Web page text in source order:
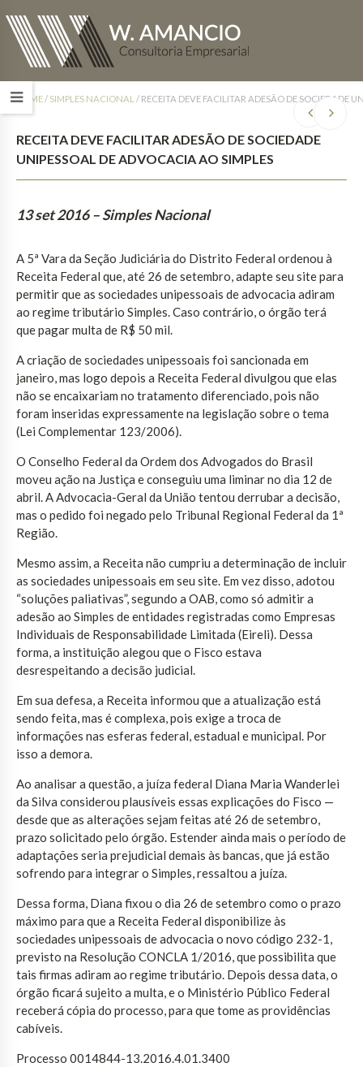
HOME/ SIMPLES NACIONAL / RECEITA DEVE FACILITAR ADESÃO DE SOCIEDADE
RECEITA DEVE FACILITAR ADESÃO DE SOCIEDADE
UNIPESSOAL DE ADVOCACIA AO SIMPLES
13 set 2016 – Simples Nacional
A 5ª Vara da Seção Judiciária do Distrito Federal ordenou à
Receita Federal que, até 26 de setembro, adapte seu site para
permitir que as sociedades unipessoais de advocacia adiram
ao regime tributário Simples. Caso contrário, o órgão terá
que pagar multa de R$ 50 mil.
A criação de sociedades unipessoais foi sancionada em
janeiro, mas logo depois a Receita Federal divulgou que elas
não se encaixariam no tratamento diferenciado, pois não
foram inseridas expressamente na legislação sobre o tema
(Lei Complementar 123/2006).
O Conselho Federal da Ordem dos Advogados do Brasil
moveu ação na Justiça e conseguiu uma liminar no dia 12 de
abril. A Advocacia-Geral da União tentou derrubar a decisão,
mas o pedido foi negado pelo Tribunal Regional Federal da 1ª
Região.
Mesmo assim, a Receita não cumpriu a determinação de incluir
as sociedades unipessoais em seu site. Em vez disso, adotou
“soluções paliativas”, segundo a OAB, como só admitir a
adesão ao Simples de entidades registradas como Empresas
Individuais de Responsabilidade Limitada (Eireli). Dessa
forma, a instituição alegou que o Fisco estava
desrespeitando a decisão judicial.
Em sua defesa, a Receita informou que a atualização está
sendo feita, mas é complexa, pois exige a troca de
informações nas esferas federal, estadual e municipal. Por
isso a demora.
Ao analisar a questão, a juíza federal Diana Maria Wanderlei
da Silva considerou plausíveis essas explicações do Fisco —
desde que as alterações sejam feitas até 26 de setembro,
prazo solicitado pelo órgão. Estender ainda mais o período de
adaptações seria prejudicial demais às bancas, que já estão
sofrendo para integrar o Simples, ressaltou a juíza.
Dessa forma, Diana fixou o dia 26 de setembro como o prazo
máximo para que a Receita Federal disponibilize às
sociedades unipessoais de advocacia o novo código 232-1,
previsto na Resolução CONCLA 1/2016, que possibilita que
tais firmas adiram ao regime tributário. Depois dessa data, o
órgão ficará sujeito a multa, e o Ministério Público Federal
receberá cópia do processo, para que tome as providências
cabíveis.
Processo 0014844-13.2016.4.01.3400